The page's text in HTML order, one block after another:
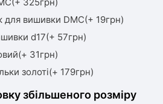
для вишивки DMC(+ 19грн)
d17(+ 57грн)
31грн)
золоті(+ 179грн)
збільшеного розміру